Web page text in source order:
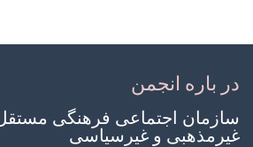
در باره انجمن
سازمان اجتماعی فرهنگی مستقل
غیرمذهبی و غیرسیاسی